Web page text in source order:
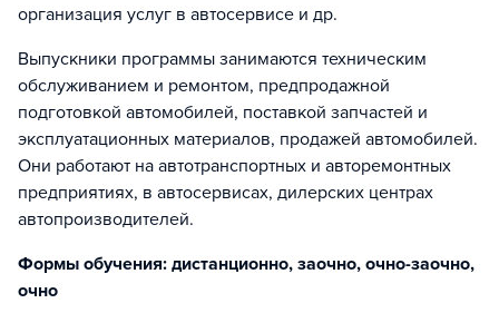
организация услуг в автосервисе и др.
Выпускники программы занимаются техническим
обслуживанием и ремонтом, предпродажной
подготовкой автомобилей, поставкой запчастей и
эксплуатационных материалов, продажей автомобилей.
Они работают на автотранспортных и авторемонтных
пред­при­я­ти­ях, в ав­то­сер­ви­сах, ди­лер­ских цен­трах
автопроизводителей.
Формы обучения: дистанционно, заочно, очно-заочно,
очно